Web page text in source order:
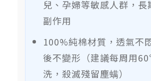
兒、孕婦等敏感人群，長
副作用
100%純棉材質，透氣不
後不變形（建議每周用
洗，殺滅殘留塵螨）